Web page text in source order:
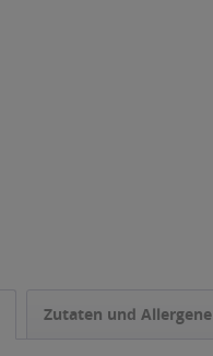
Zutaten und Allergene